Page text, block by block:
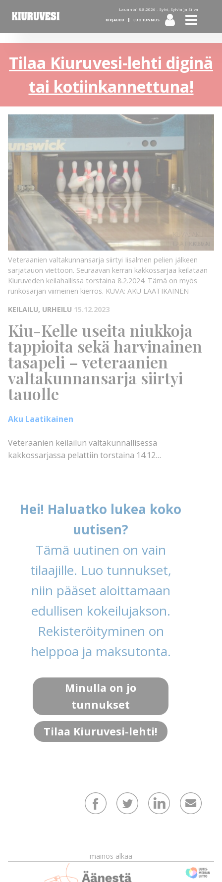
Lauantai 8.8.2026 - Sylvi, Sylvia ja Silva
KIRJAUDU LUO TUNNUS
Tilaa Kiuruvesi-lehti diginä
tai kotiinkannettuna!
KUVA:
LAATIKAINEN
Veteraanien valtakunnansarja siirtyi Iisalmen pelien jälkeen
sarjatauon viettoon. Seuraavan kerran kakkossarjaa keilataan
Kiuruveden keilahallissa torstaina 8.2.2024. Tämä on myös
runkosarjan viimeinen kierros. KUVA: AKU LAATIKAINEN
KEILAILU, URHEILU 15.12.2023
Kiu-Kelle useita niukkoja
tappioita sekä harvinainen
tasapeli – veteraanien
valtakunnansarja siirtyi
tauolle
Aku Laatikainen
Veteraanien keilailun valtakunnallisessa
kakkossarjassa pelattiin torstaina 14.12…
Hei! Haluatko lukea koko
uutisen?
Tämä uutinen on vain
tilaajille. Luo tunnukset,
niin pääset aloittamaan
edullisen kokeilujakson.
Rekisteröityminen on
helppoa ja maksutonta.
Minulla on jo
tunnukset
Tilaa Kiuruvesi-lehti!
mainos alkaa